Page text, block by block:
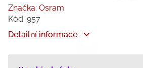
Detailní informace
Značka: Osram
Kód: 957